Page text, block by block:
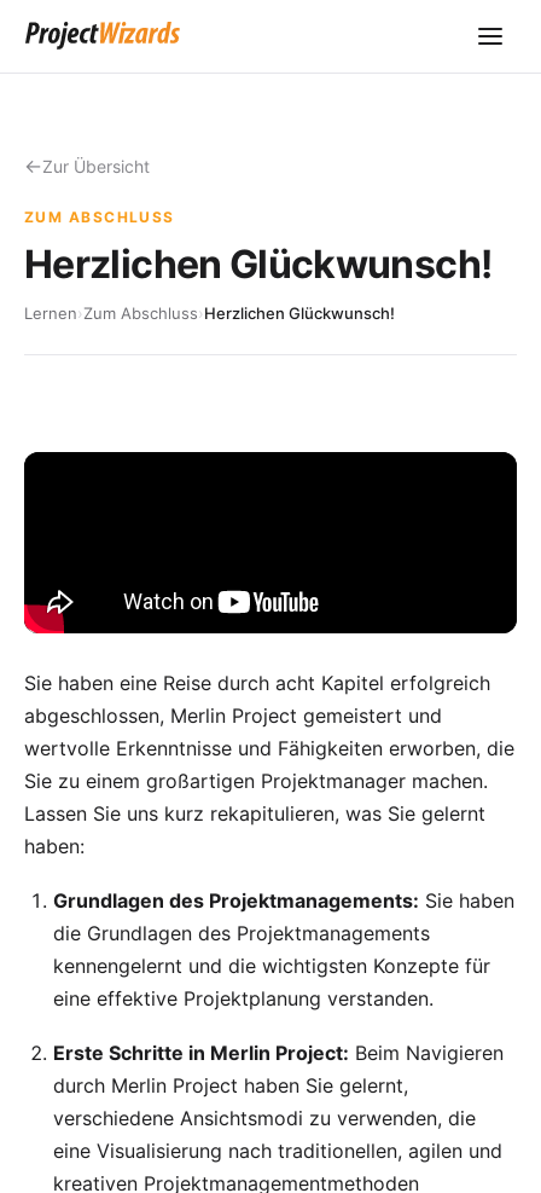
Zur Übersicht
ZUM ABSCHLUSS
Herzlichen Glückwunsch!
Lernen›Zum Abschluss›Herzlichen Glückwunsch!
Sie haben eine Reise durch acht Kapitel erfolgreich
abgeschlossen, Merlin Project gemeistert und
wertvolle Erkenntnisse und Fähigkeiten erworben, die
Sie zu einem großartigen Projektmanager machen.
Lassen Sie uns kurz rekapitulieren, was Sie gelernt
haben:
Grundlagen des Projektmanagements: Sie haben
die Grundlagen des Projektmanagements
kennengelernt und die wichtigsten Konzepte für
eine effektive Projektplanung verstanden.
Erste Schritte in Merlin Project: Beim Navigieren
durch Merlin Project haben Sie gelernt,
verschiedene Ansichtsmodi zu verwenden, die
eine Visualisierung nach traditionellen, agilen und
kreativen Projektmanagementmethoden